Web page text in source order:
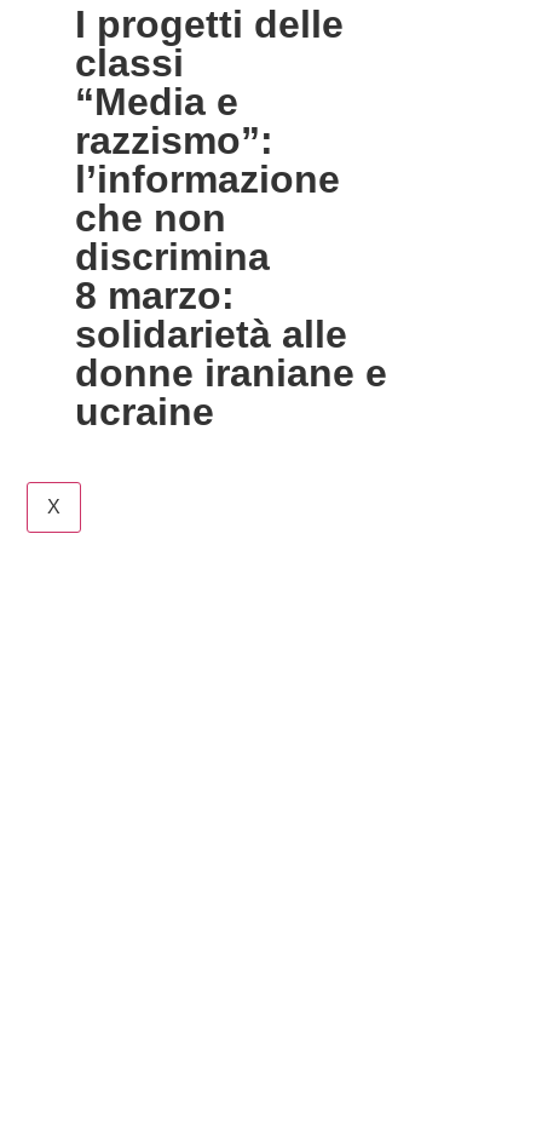
i progetti delle
classi
“media e
razzismo”:
l’informazione
che non
discrimina
8 marzo:
solidarietà alle
donne iraniane e
ucraine
X